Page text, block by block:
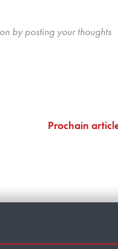
by posting your thoughts
Prochain